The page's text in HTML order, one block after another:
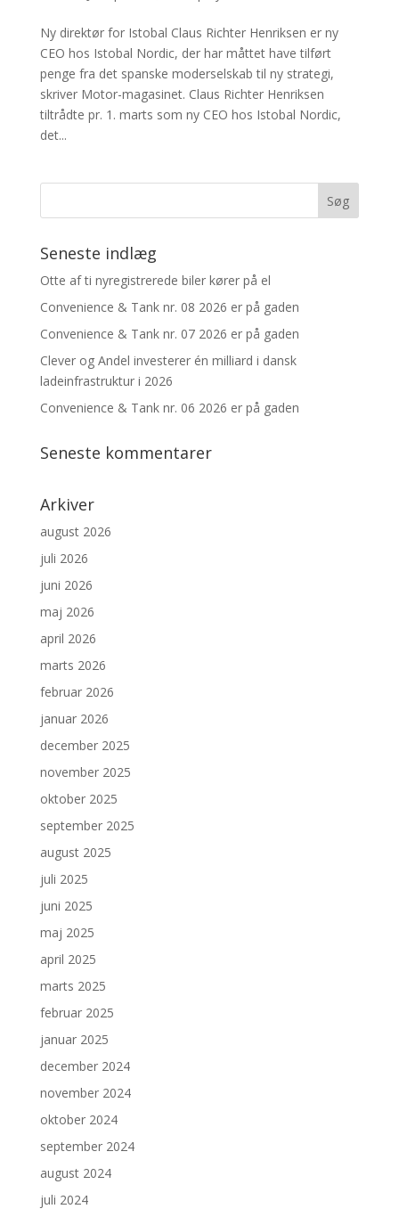
Ny direktør for Istobal Claus Richter Henriksen er ny
CEO hos Istobal Nordic, der har måttet have tilført
penge fra det spanske moderselskab til ny strategi,
skriver Motor-magasinet. Claus Richter Henriksen
tiltrådte pr. 1. marts som ny CEO hos Istobal Nordic,
det...
Seneste indlæg
Otte af ti nyregistrerede biler kører på el
Convenience & Tank nr. 08 2026 er på gaden
Convenience & Tank nr. 07 2026 er på gaden
Clever og Andel investerer én milliard i dansk
ladeinfrastruktur i 2026
Convenience & Tank nr. 06 2026 er på gaden
Seneste kommentarer
Arkiver
august 2026
juli 2026
juni 2026
maj 2026
april 2026
marts 2026
februar 2026
januar 2026
december 2025
november 2025
oktober 2025
september 2025
august 2025
juli 2025
juni 2025
maj 2025
april 2025
marts 2025
februar 2025
januar 2025
december 2024
november 2024
oktober 2024
september 2024
august 2024
juli 2024